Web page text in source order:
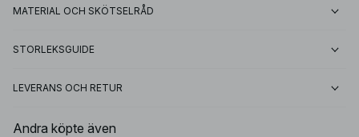
MATERIAL OCH SKÖTSELRÅD
STORLEKSGUIDE
LEVERANS OCH RETUR
Andra köpte även